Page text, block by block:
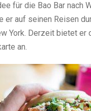
für die Bao Bar nach
er auf seinen Reisen
York. Derzeit bietet er
an.